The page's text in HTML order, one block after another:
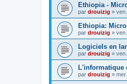
Ethiopia -
par drouizig »
Ethiopia:
par drouizig »
Logiciels en
par drouizig »
L'informatique
par drouizig »